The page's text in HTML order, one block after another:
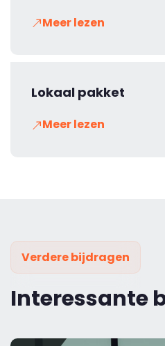
Meer lezen
Lokaal pakket
Meer lezen
Verdere bijdragen
Interessante